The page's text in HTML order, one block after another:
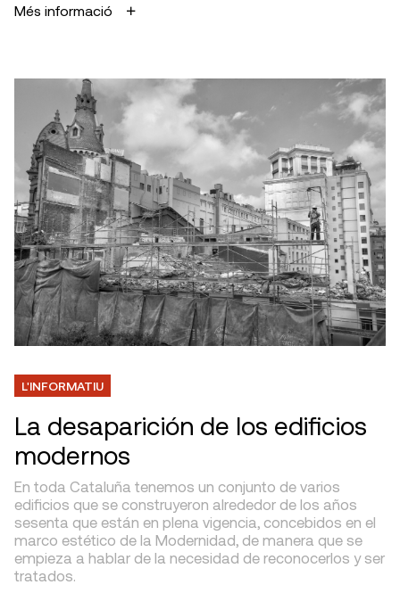
Més informació
L'INFORMATIU
La desaparición de los edificios
modernos
En toda Cataluña tenemos un conjunto de varios
edificios que se construyeron alrededor de los años
sesenta que están en plena vigencia, concebidos en el
marco estético de la Modernidad, de manera que se
empieza a hablar de la necesidad de reconocerlos y ser
tratados.